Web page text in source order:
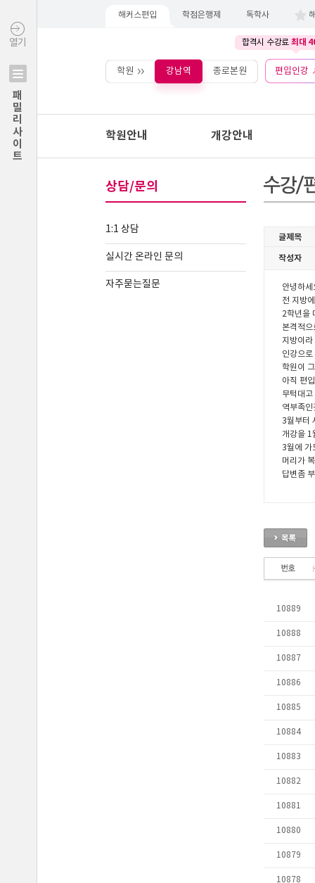
열기
패밀리사이트
해커스편입 학점은행제 독학사
합격시 수강료 최대
학원 강남역 종로본원 편입인강
학원안내 개강안내
상담/문의
1:1 상담
실시간 온라인 문의
자주묻는질문